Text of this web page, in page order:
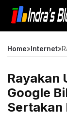
Langsung
isi
Home»Internet»
Rayakan
Google
Sertakan